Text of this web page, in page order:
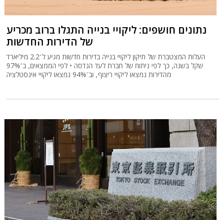
נתונים חושפים: ליקויי בנייה התגלו ברוב מכריע
של הדירות החדשות
העלות המצטברת של תיקון ליקויי בנייה בדירות חדשות מגיע ל־2.2 מיליארד
שקל בשנה, כך לפי ניתוח של חברת לעד הנדסה • לפי הממצאים, ב־97%
מהדירות נמצאו ליקויי ריצוף, וב־94% נמצאו ליקויי אינסטלציה